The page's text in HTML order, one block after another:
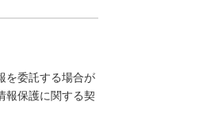
を委託する場合が
報保護に関する契